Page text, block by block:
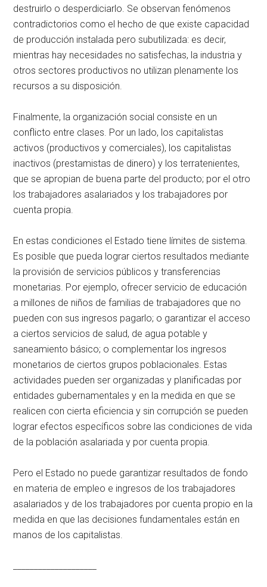
destruirlo o desperdiciarlo. Se observan fenómenos
contradictorios como el hecho de que existe capacidad
de producción instalada pero subutilizada: es decir,
mientras hay necesidades no satisfechas, la industria y
otros sectores productivos no utilizan plenamente los
recursos a su disposición.
Finalmente, la organización social consiste en un
conflicto entre clases. Por un lado, los capitalistas
activos (productivos y comerciales), los capitalistas
inactivos (prestamistas de dinero) y los terratenientes,
que se apropian de buena parte del producto; por el otro
los trabajadores asalariados y los trabajadores por
cuenta propia.
En estas condiciones el Estado tiene límites de sistema.
Es posible que pueda lograr ciertos resultados mediante
la provisión de servicios públicos y transferencias
monetarias. Por ejemplo, ofrecer servicio de educación
a millones de niños de familias de trabajadores que no
pueden con sus ingresos pagarlo; o garantizar el acceso
a ciertos servicios de salud, de agua potable y
saneamiento básico; o complementar los ingresos
monetarios de ciertos grupos poblacionales. Estas
actividades pueden ser organizadas y planificadas por
entidades gubernamentales y en la medida en que se
realicen con cierta eficiencia y sin corrupción se pueden
lograr efectos específicos sobre las condiciones de vida
de la población asalariada y por cuenta propia.
Pero el Estado no puede garantizar resultados de fondo
en materia de empleo e ingresos de los trabajadores
asalariados y de los trabajadores por cuenta propio en la
medida en que las decisiones fundamentales están en
manos de los capitalistas.